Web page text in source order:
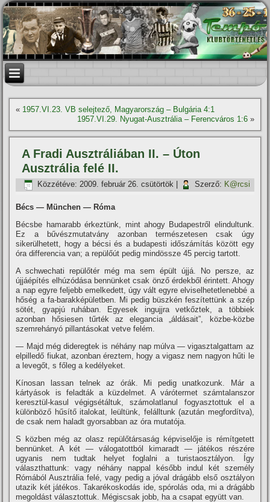
« 1957.VI.23. VB selejtező, Magyarország – Bulgária 4:1
1957.VI.29. Nyugat-Ausztrália – Ferencváros 1:6»
A Fradi Ausztráliában II. – Úton
Ausztrália felé II.
Közzétéve: 2009. február 26. csütörtök Szerző: K@rcsi
Bécs — München — Róma
Bécsbe hamarabb érkeztünk, mint ahogy Budapestről elindultunk.
Ez a bűvészmutatvány azonban természetesen csak úgy
sikerülhetett, hogy a bécsi és a budapesti időszámí­tás között egy
óra differencia van; a repülőút pedig mindössze 45 percig tartott.
A schwechati repülőtér még ma sem épült újjá. No persze, az
újjáépí­tés elhúzódása bennünket csak önző érdekből érintett. Ahogy
a nap egyre feljebb emelkedett, úgy vált egyre elviselhetetlenebbé a
hőség a fa-barakképületben. Mi pedig büszkén feszí­tettünk a szép
sötét, gyapjú ruhában. Egyesek ingujjra vetkőztek, a többiek
azonban hősiesen tűrték az elegancia „áldásait”, közbe-közbe
szemrehányó pillantásokat vetve felém.
— Majd még dideregtek is néhány nap múlva — vigasztalgattam az
elpilledő fiukat, azonban éreztem, hogy a vigasz nem nagyon hűti le
a levegőt, s főleg a kedélyeket.
Kí­nosan lassan telnek az órák. Mi pedig unatkozunk. Már a
kártyások is feladták a küzdelmet. A várótermet számtalanszor
keresztül-kasul végigsétáltuk, számolatlanul fogyasztottuk el a
különböző hűsí­tő italokat, leültünk, felálltunk (azután megfordí­tva),
de csak nem haladt gyorsabban az óra mutatója.
S közben még az olasz repülőtársaság képviselője is rémí­tgetett
bennünket. A két — válogatottból kimaradt — játékos részére
ugyanis nem tudtak helyet foglalni a turistaosztályon. Így
választhattunk: vagy néhány nappal később indul két személy
Rómából Ausztrália felé, vagy pedig a jóval drágább első osztályon
utazik két játékos. Takarékoskodás ide, spórolás oda, mi a drágább
megoldást választottuk. Mégiscsak jobb, ha a csapat együtt van.